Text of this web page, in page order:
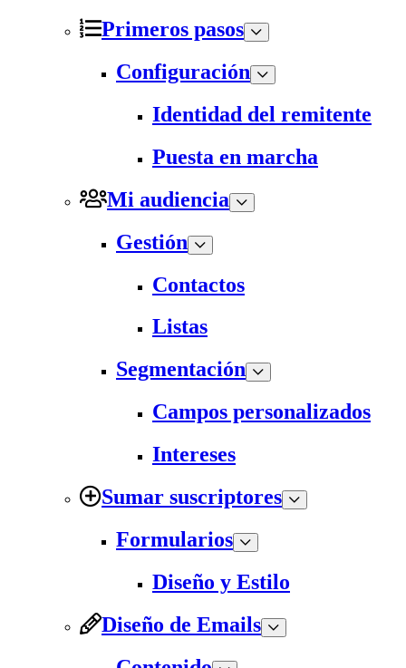
Primeros pasos
Configuración
Identidad del remitente
Puesta en marcha
Mi audiencia
Gestión
Contactos
Listas
Segmentación
Campos personalizados
Intereses
Sumar suscriptores
Formularios
Diseño y Estilo
Diseño de Emails